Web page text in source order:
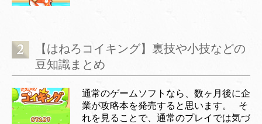
【はねろコイキング】裏技や小技などの
豆知識まとめ
通常のゲームソフトなら、数ヶ月後に企
業が攻略本を発売すると思います。 そ
れを見ることで、通常のプレイでは気づ